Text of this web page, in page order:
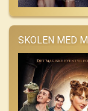
SKOLEN MED